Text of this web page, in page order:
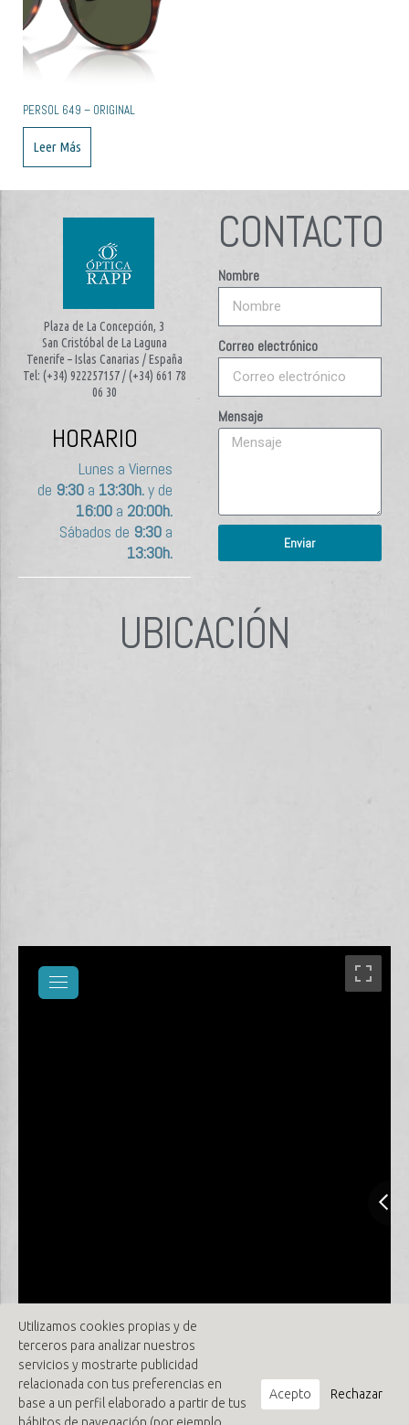
PERSOL 649 – ORIGINAL
Leer Más
Plaza de La Concepción, 3
San Cristóbal de La Laguna
Tenerife – Islas Canarias / España
Tel: (+34) 922257157 / (+34) 661 78
06 30
HORARIO
Lunes a Viernes
de 9:30a 13:30h.y de
16:00a 20:00h.
Sábados de 9:30a
13:30h.
CONTACTO
Nombre
Correo electrónico
Mensaje
Enviar
UBICACIÓN
Utilizamos cookies propias y de
terceros para analizar nuestros
servicios y mostrarte publicidad
relacionada con tus preferencias en
base a un perfil elaborado a partir de tus
Acepto Rechazar